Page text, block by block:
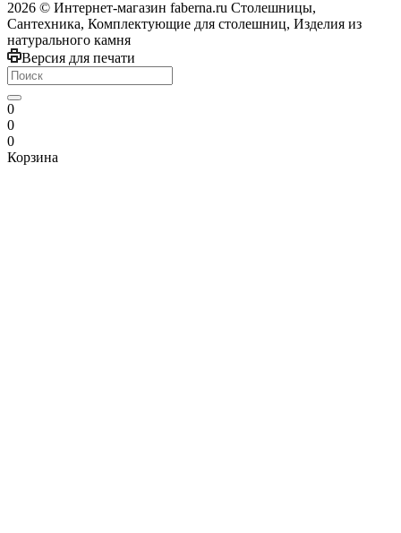
2026 © Интернет-магазин faberna.ru Столешницы,
Сантехника, Комплектующие для столешниц, Изделия из
натурального камня
Версия для печати
0
0
0
Корзина